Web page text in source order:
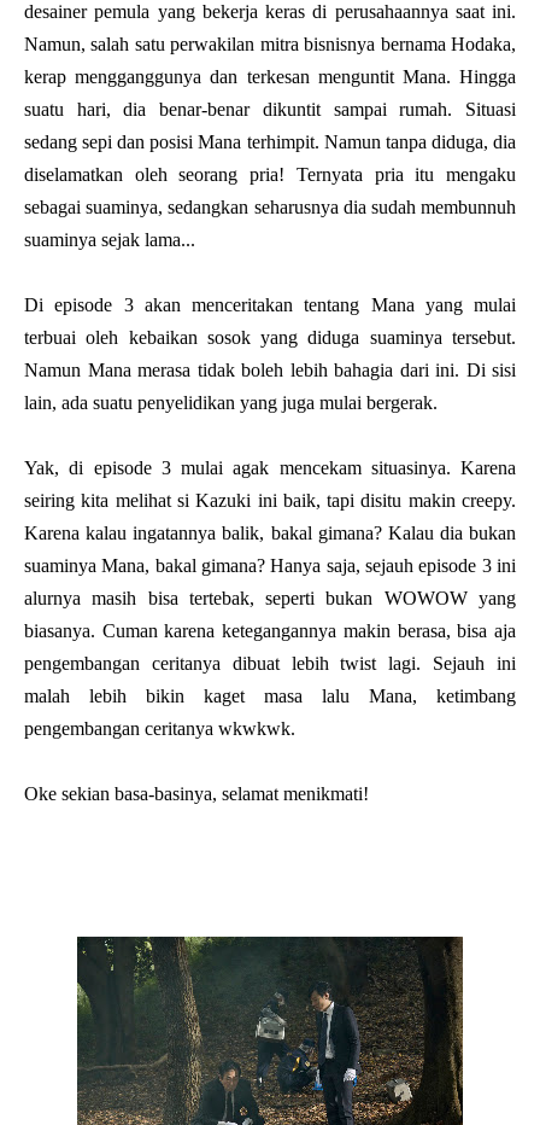
desainer pemula yang bekerja keras di perusahaannya saat ini.
Namun, salah satu perwakilan mitra bisnisnya bernama Hodaka,
kerap mengganggunya dan terkesan menguntit Mana. Hingga
suatu hari, dia benar-benar dikuntit sampai rumah. Situasi
sedang sepi dan posisi Mana terhimpit. Namun tanpa diduga, dia
diselamatkan oleh seorang pria! Ternyata pria itu mengaku
sebagai suaminya, sedangkan seharusnya dia sudah membunnuh
suaminya sejak lama...
Di episode 3 akan menceritakan tentang Mana yang mulai
terbuai oleh kebaikan sosok yang diduga suaminya tersebut.
Namun Mana merasa tidak boleh lebih bahagia dari ini. Di sisi
lain, ada suatu penyelidikan yang juga mulai bergerak.
Yak, di episode 3 mulai agak mencekam situasinya. Karena
seiring kita melihat si Kazuki ini baik, tapi disitu makin creepy.
Karena kalau ingatannya balik, bakal gimana? Kalau dia bukan
suaminya Mana, bakal gimana? Hanya saja, sejauh episode 3 ini
alurnya masih bisa tertebak, seperti bukan WOWOW yang
biasanya. Cuman karena ketegangannya makin berasa, bisa aja
pengembangan ceritanya dibuat lebih twist lagi. Sejauh ini
malah lebih bikin kaget masa lalu Mana, ketimbang
pengembangan ceritanya wkwkwk.
Oke sekian basa-basinya, selamat menikmati!